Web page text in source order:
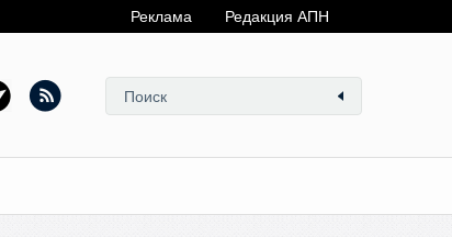
Реклама Редакция АПН